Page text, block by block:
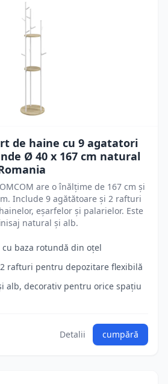
de haine cu 9 agatatori
Ø 40 x 167 cm natural
are o înălțime de 167 cm și
Include 9 agătătoare și 2 rafturi
eșarfelor și palarielor. Este
natural și alb.
baza rotundă din oțel
rafturi pentru depozitare flexibilă
alb, decorativ pentru orice spațiu
Detalii cumpără